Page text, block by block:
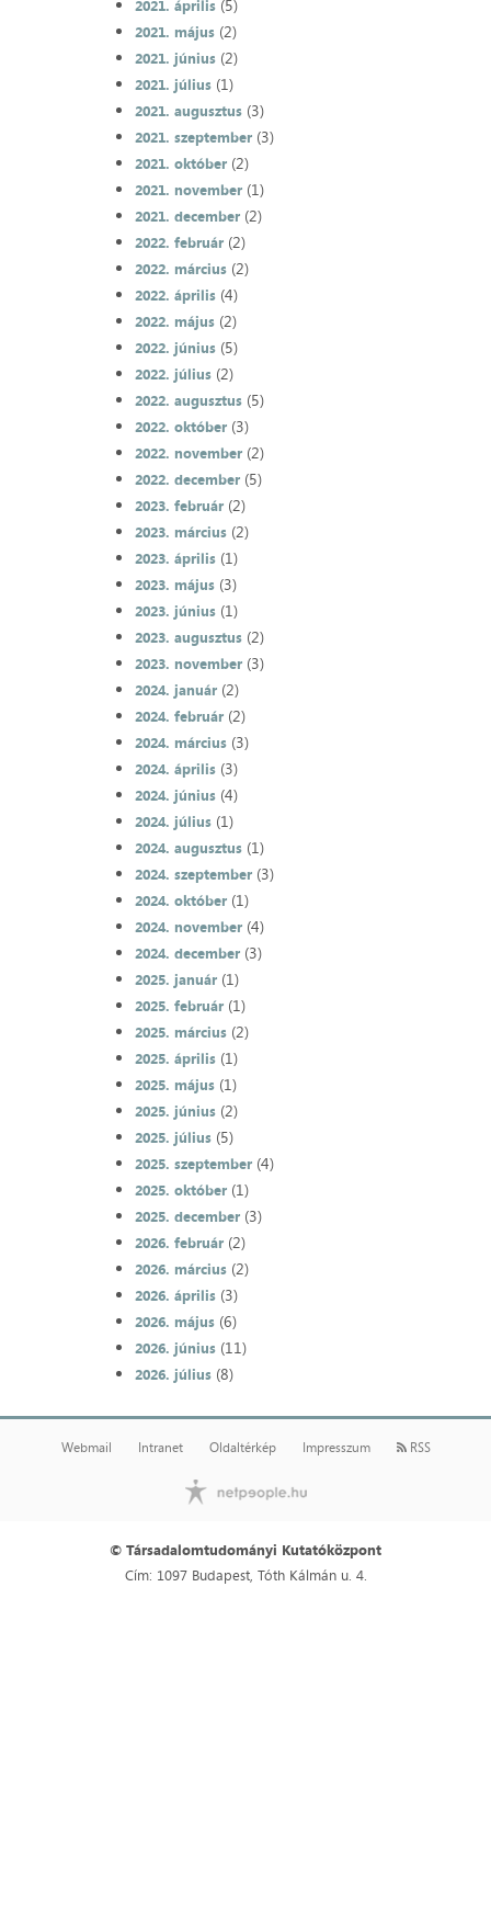
2021. április(5)
2021. május(2)
2021. június(2)
2021. július(1)
2021. augusztus(3)
2021. szeptember(3)
2021. október(2)
2021. november(1)
2021. december(2)
2022. február(2)
2022. március(2)
2022. április(4)
2022. május(2)
2022. június(5)
2022. július(2)
2022. augusztus(5)
2022. október(3)
2022. november(2)
2022. december(5)
2023. február(2)
2023. március(2)
2023. április(1)
2023. május(3)
2023. június(1)
2023. augusztus(2)
2023. november(3)
2024. január(2)
2024. február(2)
2024. március(3)
2024. április(3)
2024. június(4)
2024. július(1)
2024. augusztus(1)
2024. szeptember(3)
2024. október(1)
2024. november(4)
2024. december(3)
2025. január(1)
2025. február(1)
2025. március(2)
2025. április(1)
2025. május(1)
2025. június(2)
2025. július(5)
2025. szeptember(4)
2025. október(1)
2025. december(3)
2026. február(2)
2026. március(2)
2026. április(3)
2026. május(6)
2026. június(11)
2026. július(8)
Webmail Intranet Oldaltérkép Impresszum RSS
© Társadalomtudományi Kutatóközpont
Cím: 1097 Budapest, Tóth Kálmán u. 4.